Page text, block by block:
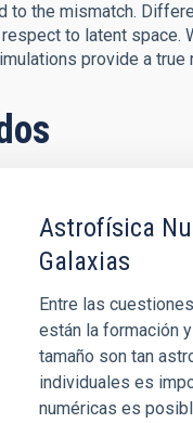
to the mismatch.
to latent space.
provide a
Astrofísica
Galaxias
Entre las
están la formación
tamaño son tan
individuales es
numéricas es